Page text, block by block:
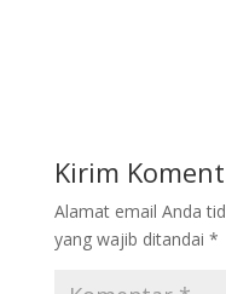
Kirim
Alamat email Anda
yang wajib ditandai *